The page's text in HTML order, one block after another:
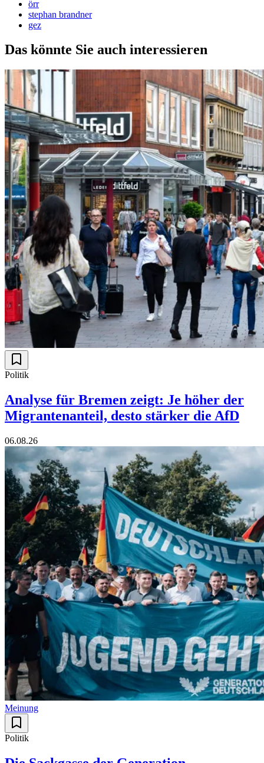
örr
stephan brandner
gez
Das könnte Sie auch interessieren
Politik
Analyse für Bremen zeigt: Je höher der
Migrantenanteil, desto stärker die AfD
06.08.26
Meinung
Politik